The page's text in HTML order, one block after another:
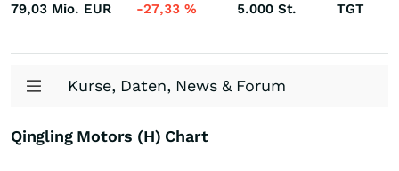
79,03 Mio. EUR -27,33 % 5.000 St. TGT
Kurse, Daten, News & Forum
Qingling Motors (H) Chart